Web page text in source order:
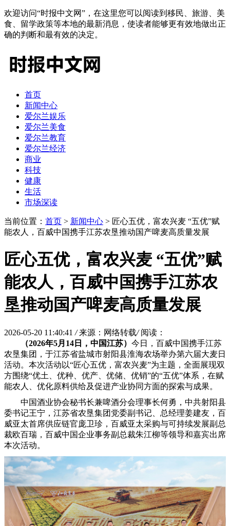
欢迎访问“时报中文网”，在这里您可以阅读到移民、旅游、美
食、留学政策等本地的最新消息，使读者能够更有效地做出正
确的判断和最有效的决定。
首页
新闻中心
爱尔兰娱乐
爱尔兰美食
爱尔兰教育
爱尔兰经济
商业
科技
健康
生活
市场深读
当前位置： 首页 > 新闻中心 > 匠心五优，富农兴麦 “五优”赋
能农人，百威中国携手江苏农垦推动国产啤麦高质量发展
匠心五优，富农兴麦 “五优”赋
能农人，百威中国携手江苏农
垦推动国产啤麦高质量发展
2026-05-20 11:40:41 / 来源：网络转载/ 阅读：
（2026年5月 14 日，中国江苏） 今日，百威中国携手江苏
农垦集团，于江苏省盐城市射阳县淮海农场举办第六届大麦日
活动。本次活动以“匠心五优，富农兴麦”为主题，全面展现双
方围绕“优土、优种、优产、优储、优销”的“五优”体系，在赋
能农人、优化原料供给及促进产业协同方面的探索与成果。
中国酒业协会秘书长兼啤酒分会理事长何勇，中共射阳县
委书记王宁，江苏省农垦集团党委副书记、总经理姜建友，百
威亚太首席供应链官庞卫珍，百威亚太采购与可持续发展副总
裁欧百瑞，百威中国企业事务副总裁朱江柳等领导和嘉宾出席
本次活动。